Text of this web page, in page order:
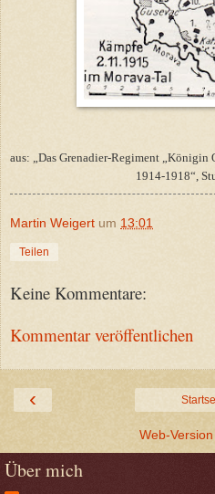
aus: „Das Grenadier-Regiment
1914-1918“,
Martin Weigert um 13:01
Teilen
Keine Kommentare:
Kommentar veröffentlichen
‹
Web-
Über mich